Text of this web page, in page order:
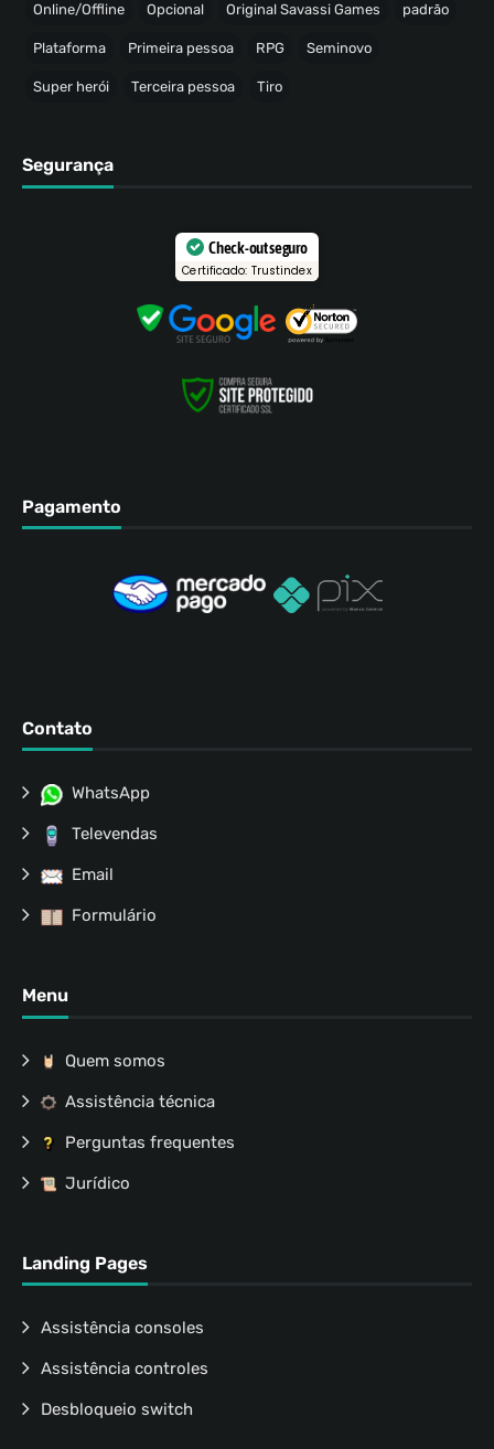
Online/Offline Opcional Original Savassi Games padrão
Plataforma Primeira pessoa RPG Seminovo
Super herói Terceira pessoa Tiro
Segurança
Check-out seguro
Certificado: Trustindex
Pagamento
Contato
WhatsApp
Televendas
Email
Formulário
Menu
Quem somos
Assistência técnica
Perguntas frequentes
Jurídico
Landing Pages
Assistência consoles
Assistência controles
Desbloqueio switch